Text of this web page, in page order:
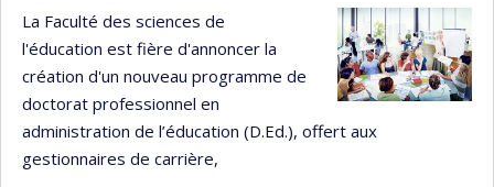
La Faculté des sciences de
l'éducation est fière d'annoncer la
création d'un nouveau programme de
doctorat professionnel en
administration de l’éducation (D.Ed.), offert aux
gestionnaires de carrière,